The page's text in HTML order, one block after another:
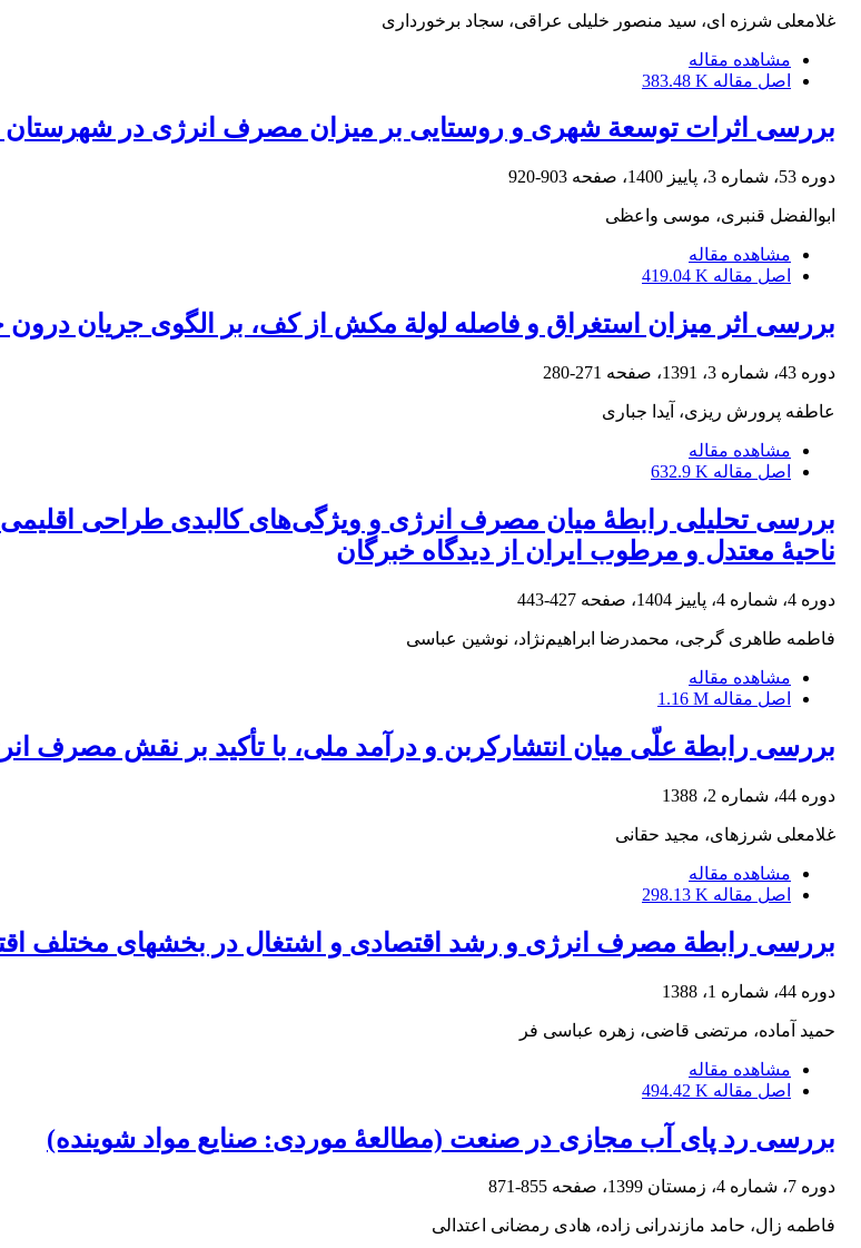
غلامعلی شرزه ای، سید منصور خلیلی عراقی، سجاد برخورداری
مشاهده مقاله
اصل مقاله 383.48 K
بررسی اثرات توسعة شهری و روستایی بر میزان مصرف انرژی در شهرستان
دوره 53، شماره 3، پاییز 1400، صفحه 903-920
ابوالفضل قنبری، موسی واعظی
مشاهده مقاله
اصل مقاله 419.04 K
بررسی اثر میزان استغراق و فاصله لولة مکش از کف، بر الگوی جریان
دوره 43، شماره 3، 1391، صفحه 271-280
عاطفه پرورش ریزی، آیدا جباری
مشاهده مقاله
اصل مقاله 632.9 K
بررسی تحلیلی رابطۀ میان مصرف انرژی و ویژگی‌های کالبدی طراحی اقلیمی
ناحیۀ معتدل و مرطوب ایران از دیدگاه خبرگان
دوره 4، شماره 4، پاییز 1404، صفحه 427-443
فاطمه طاهری گرجی، محمدرضا ابراهیم‌نژاد، نوشین عباسی
مشاهده مقاله
اصل مقاله 1.16 M
بررسی رابطة علّی میان انتشارکربن و درآمد ملی، با تأکید بر نقش مصرف
دوره 44، شماره 2، 1388
غلامعلی شرزه‎ای، مجید حقانی
مشاهده مقاله
اصل مقاله 298.13 K
بررسی رابطة مصرف انرژی و رشد اقتصادی و اشتغال در بخش‎های مختلف اقتصاد ایران
دوره 44، شماره 1، 1388
حمید آماده، مرتضی قاضی، زهره عباسی فر
مشاهده مقاله
اصل مقاله 494.42 K
بررسی رد پای آب مجازی در صنعت (مطالعۀ موردی: صنایع مواد شوینده)
دوره 7، شماره 4، زمستان 1399، صفحه 855-871
فاطمه زال، حامد مازندرانی زاده، هادی رمضانی اعتدالی